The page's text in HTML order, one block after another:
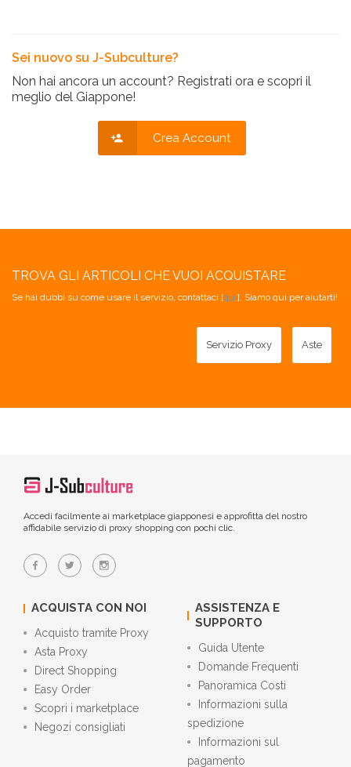
Sei nuovo su J-Subculture?
Non hai ancora un account? Registrati ora e scopri il
meglio del Giappone!
Crea Account
TROVA GLI ARTICOLI CHE VUOI ACQUISTARE
Se hai dubbi su come usare il servizio, contattaci [qui]. Siamo qui per aiutarti!
Servizio Proxy Aste
Accedi facilmente ai marketplace giapponesi e approfitta del nostro
affidabile servizio di proxy shopping con pochi clic.
ACQUISTA CON NOI
Acquisto tramite Proxy
Asta Proxy
Direct Shopping
Easy Order
Scopri i marketplace
Negozi consigliati
ASSISTENZA E
SUPPORTO
Guida Utente
Domande Frequenti
Panoramica Costi
Informazioni sulla
spedizione
Informazioni sul
pagamento